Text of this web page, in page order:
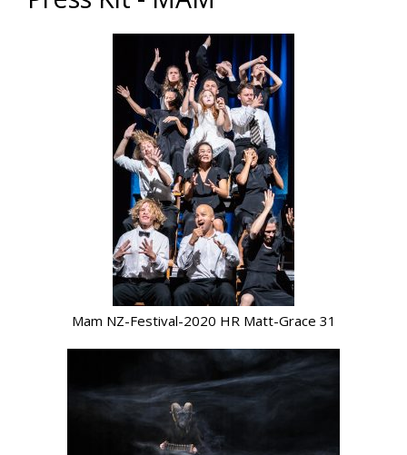
Mam NZ-Festival-2020 HR Matt-Grace 31